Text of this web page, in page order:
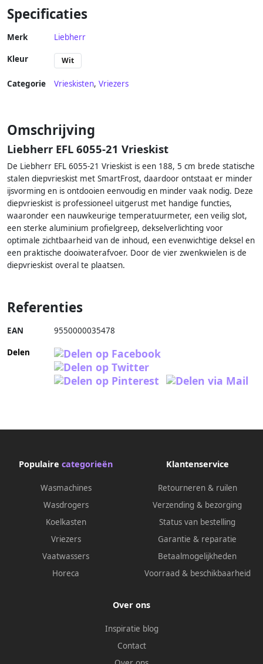
Specificaties
Merk Liebherr
Kleur Wit
Categorie Vrieskisten, Vriezers
Omschrijving
Liebherr EFL 6055-21 Vrieskist
De Liebherr EFL 6055-21 Vrieskist is een 188, 5 cm brede statische
stalen diepvrieskist met SmartFrost, daardoor ontstaat er minder
ijsvorming en is ontdooien eenvoudig en minder vaak nodig. Deze
diepvrieskist is professioneel uitgerust met handige functies,
waaronder een nauwkeurige temperatuurmeter, een veilig slot,
een sterke aluminium profielgreep, dekselverlichting voor
optimale zichtbaarheid van de inhoud, een evenwichtige deksel en
een praktische dooiwaterafvoer. Door de vier zwenkwielen is de
diepvrieskist overal te plaatsen.
Referenties
EAN 9550000035478
Delen
Populaire categorieën
Wasmachines
Wasdrogers
Koelkasten
Vriezers
Vaatwassers
Horeca
Klantenservice
Retourneren & ruilen
Verzending & bezorging
Status van bestelling
Garantie & reparatie
Betaalmogelijkheden
Voorraad & beschikbaarheid
Over ons
Inspiratie blog
Contact